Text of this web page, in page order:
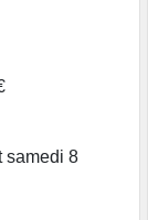
samedi 8